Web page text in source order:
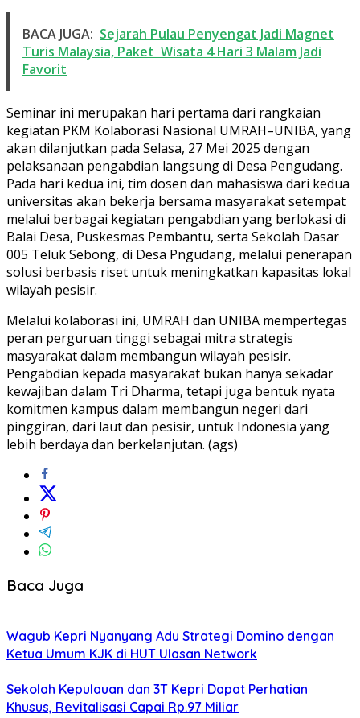
BACA JUGA: Sejarah Pulau Penyengat Jadi Magnet
Turis Malaysia, Paket Wisata 4 Hari 3 Malam Jadi
Favorit
Seminar ini merupakan hari pertama dari rangkaian
kegiatan PKM Kolaborasi Nasional UMRAH–UNIBA, yang
akan dilanjutkan pada Selasa, 27 Mei 2025 dengan
pelaksanaan pengabdian langsung di Desa Pengudang.
Pada hari kedua ini, tim dosen dan mahasiswa dari kedua
universitas akan bekerja bersama masyarakat setempat
melalui berbagai kegiatan pengabdian yang berlokasi di
Balai Desa, Puskesmas Pembantu, serta Sekolah Dasar
005 Teluk Sebong, di Desa Pngudang, melalui penerapan
solusi berbasis riset untuk meningkatkan kapasitas lokal
wilayah pesisir.
Melalui kolaborasi ini, UMRAH dan UNIBA mempertegas
peran perguruan tinggi sebagai mitra strategis
masyarakat dalam membangun wilayah pesisir.
Pengabdian kepada masyarakat bukan hanya sekadar
kewajiban dalam Tri Dharma, tetapi juga bentuk nyata
komitmen kampus dalam membangun negeri dari
pinggiran, dari laut dan pesisir, untuk Indonesia yang
lebih berdaya dan berkelanjutan. (ags)
Baca Juga
Wagub Kepri Nyanyang Adu Strategi Domino dengan
Ketua Umum KJK di HUT Ulasan Network
Sekolah Kepulauan dan 3T Kepri Dapat Perhatian
Khusus, Revitalisasi Capai Rp.97 Miliar